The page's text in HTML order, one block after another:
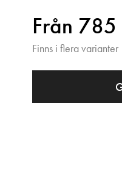
Från 785
Finns i flera varianter